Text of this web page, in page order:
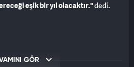
eşik bir yıl olacaktır."dedi.
GÖR